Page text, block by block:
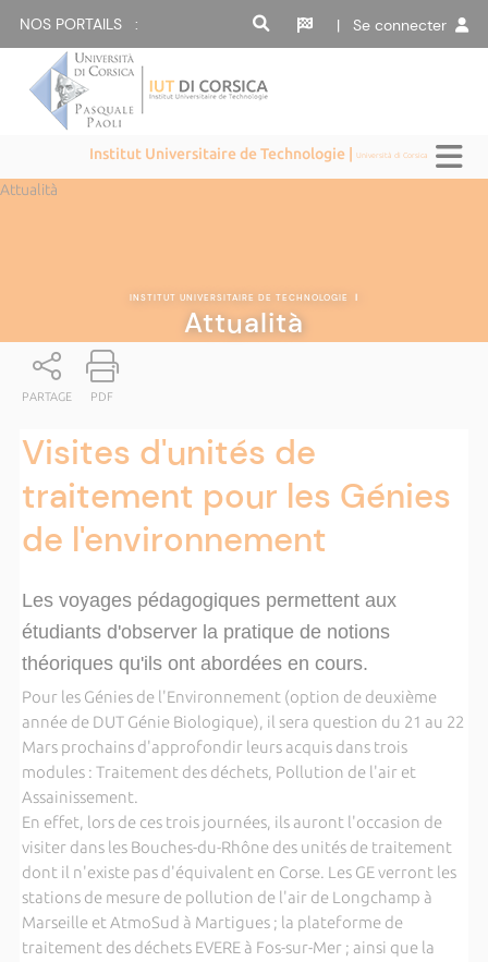
NOS PORTAILS : | Se connecter
Institut Universitaire de Technologie |Università di Corsica
Attualità
INSTITUT UNIVERSITAIRE DE TECHNOLOGIE |
Attualità
PARTAGE PDF
Visites d'unités de
traitement pour les Génies
de l'environnement
Les voyages pédagogiques permettent aux
étudiants d'observer la pratique de notions
théoriques qu'ils ont abordées en cours.
Pour les Génies de l'Environnement (option de deuxième
année de DUT Génie Biologique), il sera question du 21 au 22
Mars prochains d'approfondir leurs acquis dans trois
modules : Traitement des déchets, Pollution de l'air et
Assainissement.
En effet, lors de ces trois journées, ils auront l'occasion de
visiter dans les Bouches-du-Rhône des unités de traitement
dont il n'existe pas d'équivalent en Corse. Les GE verront les
stations de mesure de pollution de l'air de Longchamp à
Marseille et AtmoSud à Martigues ; la plateforme de
traitement des déchets EVERE à Fos-sur-Mer ; ainsi que la